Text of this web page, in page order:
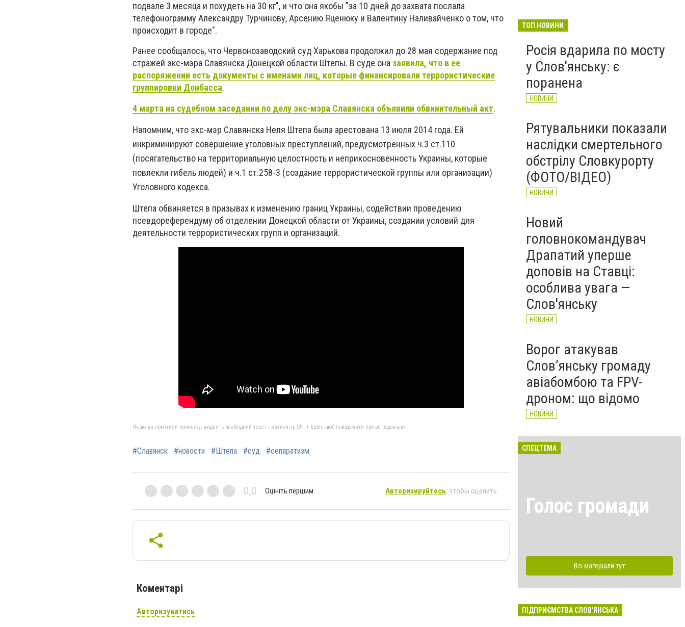
подвале 3 месяца и похудеть на 30 кг", и что она якобы "за 10 дней до захвата послала
телефонограмму Александру Турчинову, Арсению Яценюку и Валентину Наливайченко о том, что
происходит в городе".
Ранее сообщалось, что Червонозаводский суд Харькова продолжил до 28 мая содержание под
стражей экс-мэра Славянска Донецкой области Штепы. В суде она заявила, что в ее
распоряжении есть документы с именами лиц, которые финансировали террористические
группировки Донбасса.
4 марта на судебном заседании по делу экс-мэра Славянска объявили обвинительный акт.
Напомним, что экс-мэр Славянска Неля Штепа была арестована 13 июля 2014 года. Ей
инкриминируют совершение уголовных преступлений, предусмотренных ч.3 ст.110
(посягательство на территориальную целостность и неприкосновенность Украины, которые
повлекли гибель людей) и ч.1 ст.258-3 (создание террористической группы или организации)
Уголовного кодекса.
Штепа обвиняется в призывах к изменению границ Украины, содействии проведению
псевдореферендуму об отделении Донецкой области от Украины, создании условий для
деятельности террористических групп и организаций.
Якщо ви помітили помилку, виділіть необхідний текст і натисніть Ctrl + Enter, щоб повідомити про це редакцію
#Славянск #новости #Штепа #суд #сепаратизм
0,0 Оцініть першим Авторизируйтесь, чтобы оценить
Коментарі
Авторизуватись
великої війни: 6 серпня
ТОП НОВИНИ
Росія вдарила по мосту
у Слов'янську: є
поранена
НОВИНИ
Рятувальники показали
наслідки смертельного
обстрілу Словкурорту
(ФОТО/ВІДЕО)
НОВИНИ
Новий
головнокомандувач
Драпатий уперше
доповів на Ставці:
особлива увага —
Слов'янську
НОВИНИ
Ворог атакував
Слов’янську громаду
авіабомбою та FPV-
дроном: що відомо
НОВИНИ
СПЕЦТЕМА
Голос громади
Всі матеріали тут
ПІДПРИЄМСТВА СЛОВ'ЯНСЬКА